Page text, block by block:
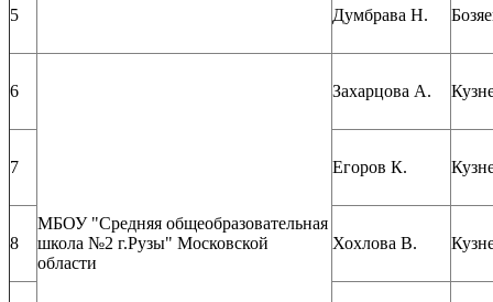
5 Думбрава Н.
6
МБОУ "Средняя общеобразовательная
школа №2 г.Рузы" Московской
области
Захарцова А.
7 Егоров К.
8 Хохлова В.